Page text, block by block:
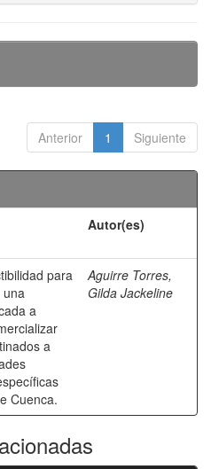
Anterior 1 Siguiente
Autor(es)
para
una
a
a
Cuenca.
Aguirre Torres,
Gilda Jackeline